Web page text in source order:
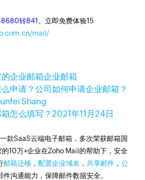
转841 。立即免费体验15
mail/
企业邮箱企业邮箱
申请？公司如何申请企业邮箱？
Shang
怎么填写？2021年11月24日
款SaaS云端电子邮箱，多次荣获邮箱国
10万+企业在Zoho Mail的帮助下，安全
邮箱迁移 ，配置企业域名 ，共享邮件 ，公
件沟通能力，保障邮件数据安全。